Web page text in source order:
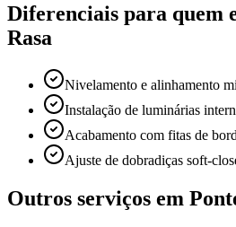
Diferenciais para quem
Rasa
Nivelamento e alinhamento
Instalação de luminárias
Acabamento com fitas de
Ajuste de dobradiças soft-
Outros serviços em